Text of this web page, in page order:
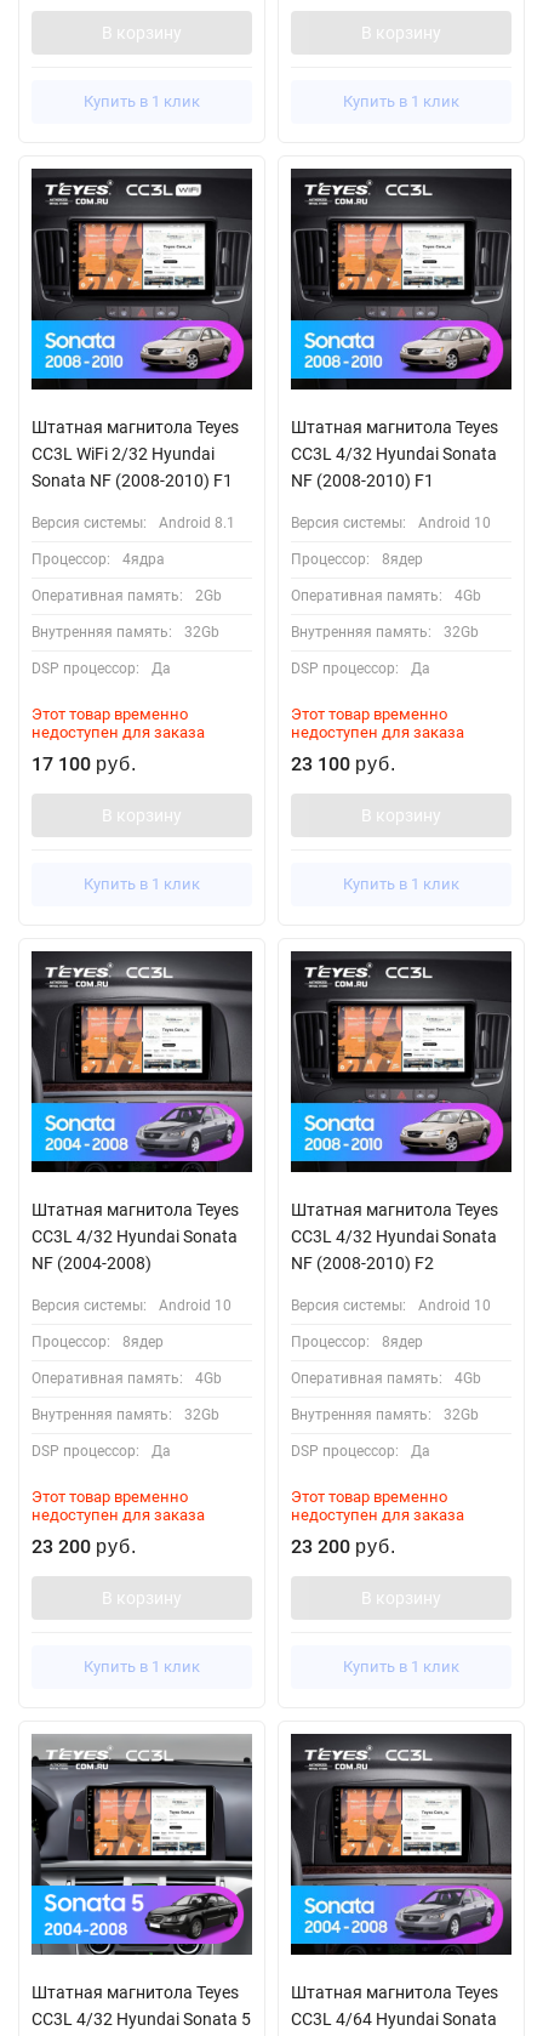
В корзину
Купить в 1 клик
В корзину
Купить в 1 клик
Штатная магнитола Teyes
CC3L WiFi 2/32 Hyundai
Sonata NF (2008-2010) F1
Версия системы: Android 8.1
Процессор: 4ядра
Оперативная память: 2Gb
Внутренняя память: 32Gb
DSP процессор: Да
Этот товар временно
недоступен для заказа
17 100 руб.
В корзину
Купить в 1 клик
Штатная магнитола Teyes
CC3L 4/32 Hyundai Sonata
NF (2008-2010) F1
Версия системы: Android 10
Процессор: 8ядер
Оперативная память: 4Gb
Внутренняя память: 32Gb
DSP процессор: Да
Этот товар временно
недоступен для заказа
23 100 руб.
В корзину
Купить в 1 клик
Штатная магнитола Teyes
CC3L 4/32 Hyundai Sonata
NF (2004-2008)
Версия системы: Android 10
Процессор: 8ядер
Оперативная память: 4Gb
Внутренняя память: 32Gb
DSP процессор: Да
Этот товар временно
недоступен для заказа
23 200 руб.
В корзину
Купить в 1 клик
Штатная магнитола Teyes
CC3L 4/32 Hyundai Sonata
NF (2008-2010) F2
Версия системы: Android 10
Процессор: 8ядер
Оперативная память: 4Gb
Внутренняя память: 32Gb
DSP процессор: Да
Этот товар временно
недоступен для заказа
23 200 руб.
В корзину
Купить в 1 клик
Штатная магнитола Teyes
CC3L 4/32 Hyundai Sonata 5
Штатная магнитола Teyes
CC3L 4/64 Hyundai Sonata